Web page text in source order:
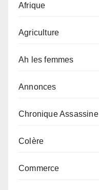
Afrique
Agriculture
Ah les femmes
Annonces
Chronique Assassine
Colère
Commerce